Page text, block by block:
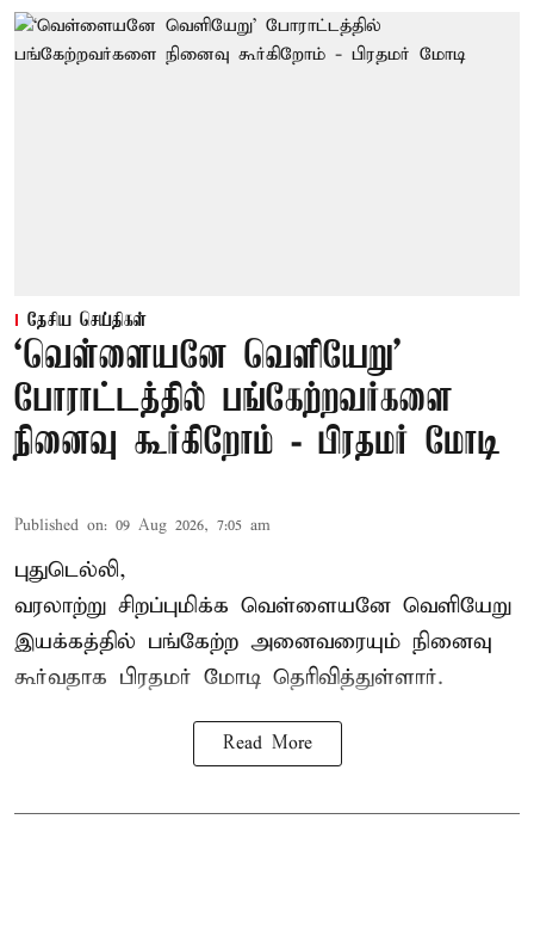
தேசிய செய்திகள்
‘வெள்ளையனே வெளியேறு’
போராட்டத்தில் பங்கேற்றவர்களை
நினைவு கூர்கிறோம் - பிரதமர் மோடி
Published on: 09 Aug 2026, 7:05 am
புதுடெல்லி,
வரலாற்று சிறப்புமிக்க வெள்ளையனே வெளியேறு
இயக்கத்தில் பங்கேற்ற அனைவரையும் நினைவு
கூர்வதாக பிரதமர் மோடி தெரிவித்துள்ளார்.
Read More